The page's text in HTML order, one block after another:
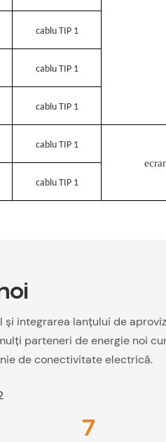
cablu TIP 1
cablu TIP 1
cablu TIP 1
cablu TIP 1
cablu TIP 1
integrarea lanțului de
parteneri de energie noi
de conectivitate electrică.
7